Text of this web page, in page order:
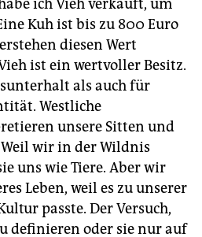
ich Vieh verkauft, um
Kuh ist bis zu 800 Euro
diesen Wert
ist ein wertvoller Besitz.
als auch für
Westliche
unsere Sitten und
wir in der Wildnis
uns wie Tiere. Aber wir
Leben, weil es zu unserer
passte. Der Versuch,
definieren oder sie nur auf